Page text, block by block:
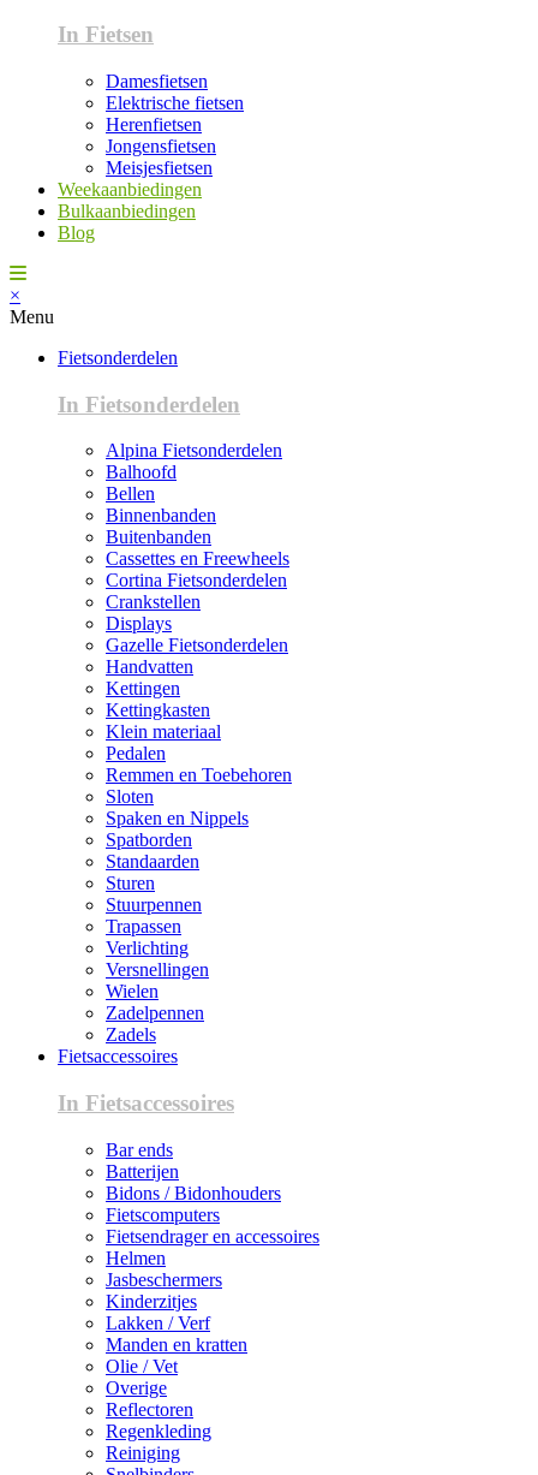
In Fietsen
Damesfietsen
Elektrische fietsen
Herenfietsen
Jongensfietsen
Meisjesfietsen
Weekaanbiedingen
Bulkaanbiedingen
Blog
×
Menu
Fietsonderdelen
In Fietsonderdelen
Alpina Fietsonderdelen
Balhoofd
Bellen
Binnenbanden
Buitenbanden
Cassettes en Freewheels
Cortina Fietsonderdelen
Crankstellen
Displays
Gazelle Fietsonderdelen
Handvatten
Kettingen
Kettingkasten
Klein materiaal
Pedalen
Remmen en Toebehoren
Sloten
Spaken en Nippels
Spatborden
Standaarden
Sturen
Stuurpennen
Trapassen
Verlichting
Versnellingen
Wielen
Zadelpennen
Zadels
Fietsaccessoires
In Fietsaccessoires
Bar ends
Batterijen
Bidons / Bidonhouders
Fietscomputers
Fietsendrager en accessoires
Helmen
Jasbeschermers
Kinderzitjes
Lakken / Verf
Manden en kratten
Olie / Vet
Overige
Reflectoren
Regenkleding
Reiniging